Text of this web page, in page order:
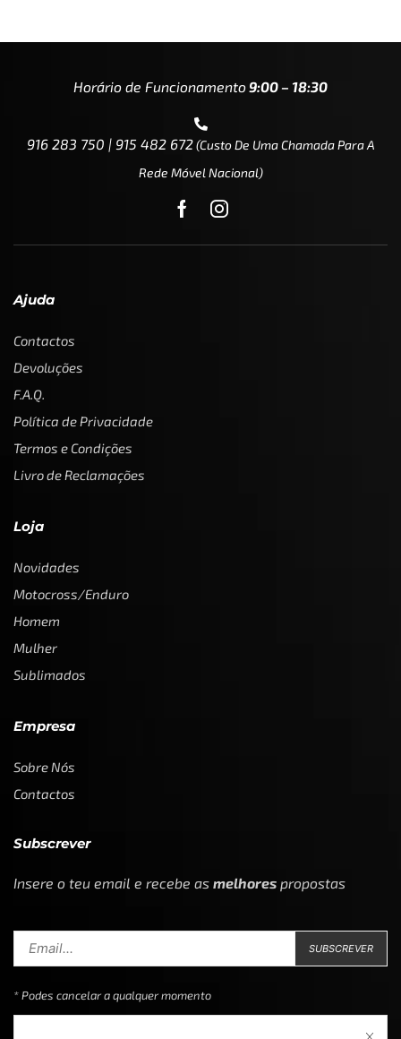
Horário de Funcionamento9:00 – 18:30
916 283 750 | 915 482 672(custo De Uma Chamada Para A
Rede Móvel Nacional)
Ajuda
Contactos
Devoluções
F.A.Q.
Política de Privacidade
Termos e Condições
Livro de Reclamações
Loja
Novidades
Motocross/Enduro
Homem
Mulher
Sublimados
Empresa
Sobre Nós
Contactos
Subscrever
Insere o teu email e recebe as melhores propostas
* Podes cancelar a qualquer momento